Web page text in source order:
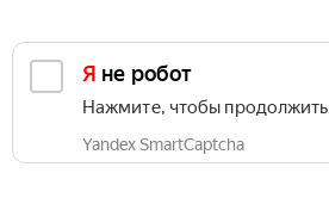
Я не робот
Нажмите, чтобы продолжить
Yandex SmartCaptcha